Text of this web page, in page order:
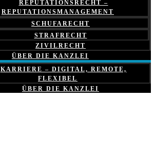
REPUTATIONSRECHT –
REPUTATIONSMANAGEMENT
SCHUFARECHT
STRAFRECHT
ZIVILRECHT
ÜBER DIE KANZLEI
KARRIERE – DIGITAL, REMOTE,
FLEXIBEL
ÜBER DIE KANZLEI